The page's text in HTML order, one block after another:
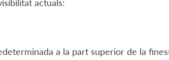
actuals:
a la part superior de la